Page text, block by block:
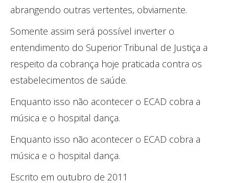
abrangendo outras vertentes, obviamente.
Somente assim será possível inverter o
entendimento do Superior Tribunal de Justiça a
respeito da cobrança hoje praticada contra os
estabelecimentos de saúde.
Enquanto isso não acontecer o ECAD cobra a
música e o hospital dança.
Enquanto isso não acontecer o ECAD cobra a
música e o hospital dança.
Escrito em outubro de 2011